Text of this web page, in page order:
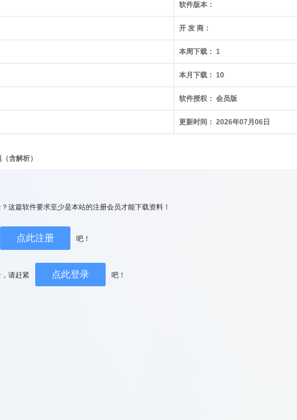
软件版本：
开 发 商：
本周下载： 1
本月下载： 10
软件授权： 会员版
更新时间： 2026年07月06日
含解析）
这篇软件要求至少是本站的注册会员才能下载资料！
点此注册 吧！
请赶紧 点此登录 吧！